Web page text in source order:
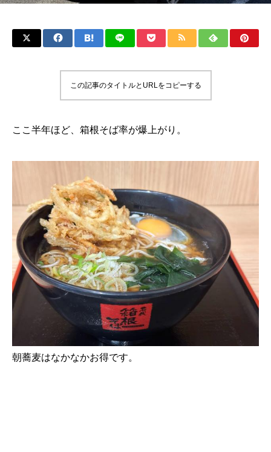
この記事のタイトルとURLをコピーする
ここ半年ほど、箱根そば率が爆上がり。
朝蕎麦はなかなかお得です。